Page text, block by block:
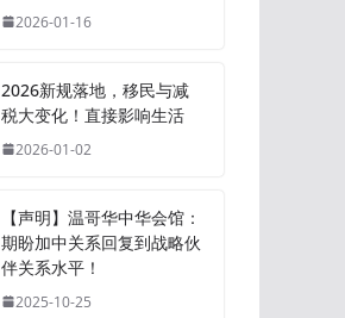
2026-01-16
2026新规落地，移民与减
税大变化！直接影响生活
2026-01-02
【声明】温哥华中华会馆：
期盼加中关系回复到战略伙
伴关系水平！
2025-10-25